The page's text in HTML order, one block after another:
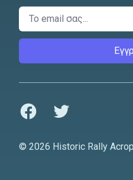
Email
FacebookTwitter
© 2026 Historic Rally